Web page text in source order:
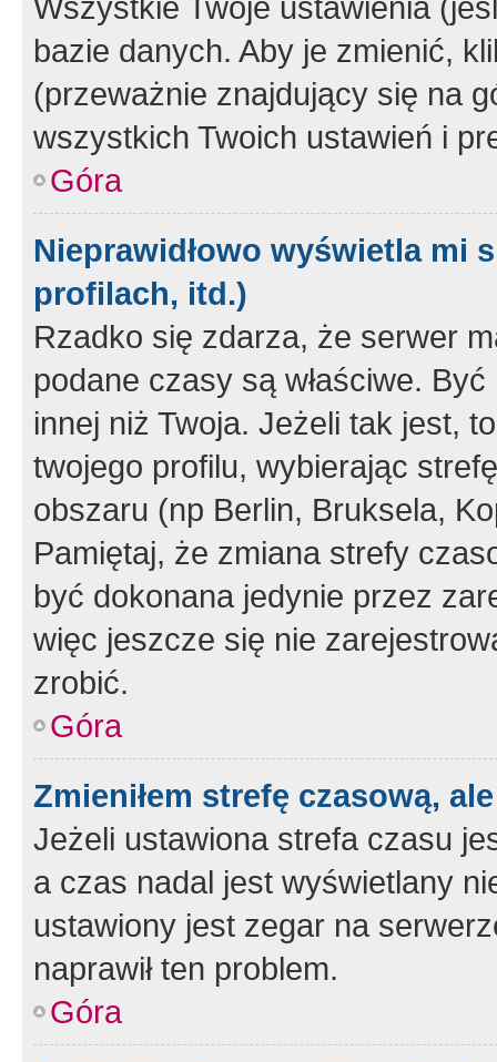
bazie danych. Aby je zmienić,
(przeważnie znajdujący się na
wszystkich Twoich ustawień i
Góra
Nieprawidłowo wyświetla mi
profilach, itd.)
Rzadko się zdarza, że serwer
podane czasy są właściwe.
innej niż Twoja. Jeżeli tak jest,
twojego profilu, wybierając
obszaru (np Berlin, Bruksela,
Pamiętaj, że zmiana strefy
być dokonana jedynie przez
więc jeszcze się nie
zrobić.
Góra
Zmieniłem strefę czasową,
Jeżeli ustawiona strefa czasu
a czas nadal jest wyświetlany
ustawiony jest zegar na
naprawił ten problem.
Góra